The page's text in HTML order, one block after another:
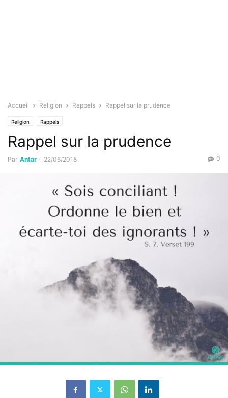
Accueil Religion Rappels Rappel sur la prudence
Religion Rappels
Rappel sur la prudence
Par Antar - 22/06/2018 0